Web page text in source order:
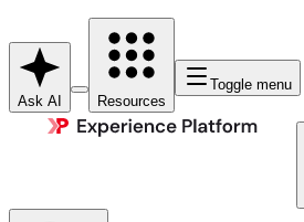
Ask AI Resources
Toggle menu